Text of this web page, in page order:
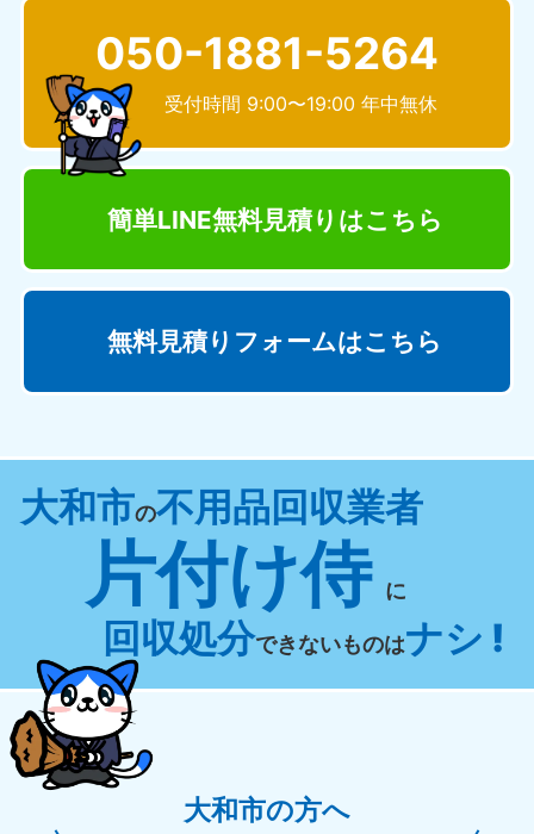
050-1881-5264
受付時間 9:00〜19:00 年中無休
簡単LINE無料見積り はこちら
無料見積りフォームはこちら
大和市の不用品回収業者
片付け侍 に
回収処分できないものはナシ !
大和市の方へ